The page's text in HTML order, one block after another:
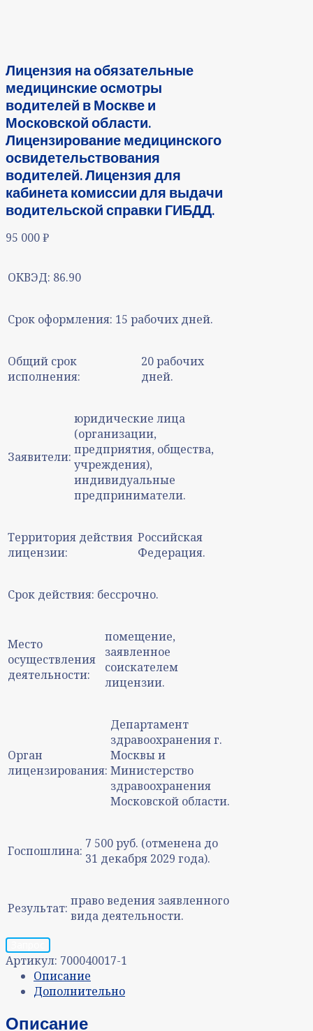
Лицензия на обязательные
медицинские осмотры
водителей в Москве и
Московской области.
Лицензирование медицинского
освидетельствования
водителей. Лицензия для
кабинета комиссии для выдачи
водительской справки ГИБДД.
95 000₽
ОКВЭД: 86.90
Срок оформления: 15 рабочих дней.
Общий срок
исполнения:
20 рабочих
дней.
Заявители:
юридические лица
(организации,
предприятия, общества,
учреждения),
индивидуальные
предприниматели.
Территория действия
лицензии:
Российская
Федерация.
Срок действия: бессрочно.
Место
осуществления
деятельности:
помещение,
заявленное
соискателем
лицензии.
Орган
лицензирования:
Департамент
здравоохранения г.
Москвы и
Министерство
здравоохранения
Московской области.
Госпошлина: 7 500 руб. (отменена до
31 декабря 2029 года).
Результат: право ведения заявленного
вида деятельности.
Артикул: 700040017-1
Описание
Дополнительно
Описание